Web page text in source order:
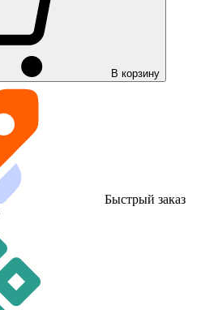
В корзину
Быстрый заказ